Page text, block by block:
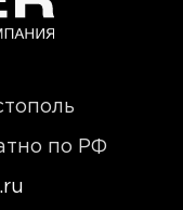
по РФ